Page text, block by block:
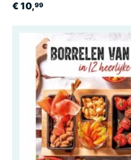
€ 10,99